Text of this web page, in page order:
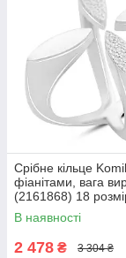
Срібне кільце
фіанітами, вага
(2161868) 18
19.5
В наявності
2 478 ₴ 3 304 ₴